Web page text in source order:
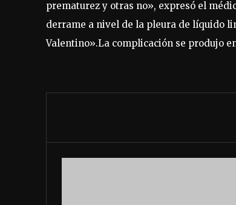
prematurez y otras no», expresó el
derrame a nivel de la pleura de líquido
Valentino».La complicación se produjo